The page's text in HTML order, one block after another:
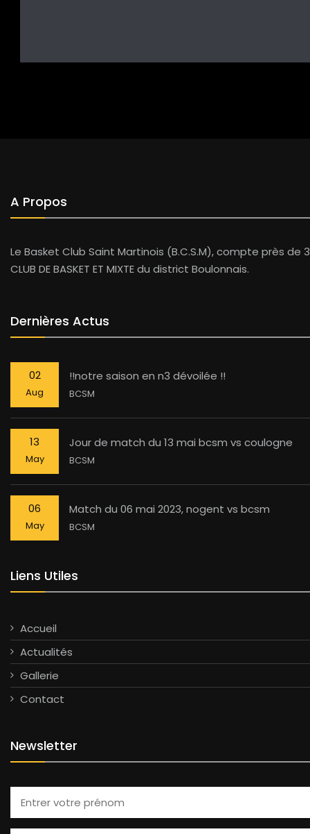
A Propos
Le Basket Club Saint Martinois (B.C.S.M), compte près de
CLUB DE BASKET ET MIXTE du district Boulonnais.
Dernières Actus
02
Aug
!!notre saison en n3 dévoilée !!
BCSM
13
May
Jour de match du 13 mai bcsm vs coulogne
BCSM
06
May
Match du 06 mai 2023, nogent vs bcsm
BCSM
Liens Utiles
Accueil
Actualités
Gallerie
Contact
Newsletter